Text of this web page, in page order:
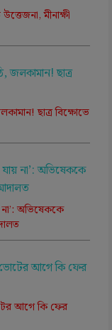
মীনাক্ষী
ছাত্র বিক্ষোভে
অভিষেককে
আগে কি ফের